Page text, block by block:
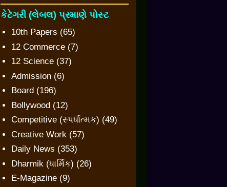
કેટેગરી (લેબલ) પ્રમાણે પોસ્ટ
10th Papers (65)
12 Commerce (7)
12 Science (37)
Admission (6)
Board (196)
Bollywood (12)
Competitive (સ્પર્ધાત્મક) (49)
Creative Work (57)
Daily News (353)
Dharmik (ધાર્મિક) (26)
E-Magazine (9)